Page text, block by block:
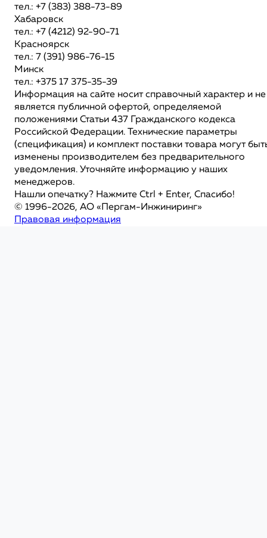
тел.: +7 (383) 388-73-89
Хабаровск
тел.: +7 (4212) 92-90-71
Красноярск
тел.: 7 (391) 986-76-15
Минск
тел.: +375 17 375-35-39
Информация на сайте носит справочный характер и не
является публичной офертой, определяемой
положениями Статьи 437 Гражданского кодекса
Российской Федерации. Технические параметры
(спецификация) и комплект поставки товара могут
изменены производителем без предварительного
уведомления. Уточняйте информацию у наших
менеджеров.
Нашли опечатку? Нажмите Ctrl + Enter, Спасибо!
© 1996-2026, АО «Пергам-Инжиниринг»
Правовая информация